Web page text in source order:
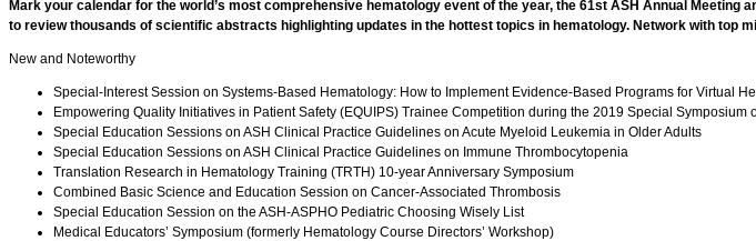
Mark your calendar for the world’s most comprehensive hematology event of the year, the 61st ASH Annual
to review thousands of scientific abstracts highlighting updates in the hottest topics in hematology. Network with
New and Noteworthy
Special-Interest Session on Systems-Based Hematology: How to Implement Evidence-Based Programs for Virtual
Empowering Quality Initiatives in Patient Safety (EQUIPS) Trainee Competition during the 2019 Special Symposium
Special Education Sessions on ASH Clinical Practice Guidelines on Acute Myeloid Leukemia in Older Adults
Special Education Sessions on ASH Clinical Practice Guidelines on Immune Thrombocytopenia
Translation Research in Hematology Training (TRTH) 10-year Anniversary Symposium
Combined Basic Science and Education Session on Cancer-Associated Thrombosis
Special Education Session on the ASH-ASPHO Pediatric Choosing Wisely List
Medical Educators’ Symposium (formerly Hematology Course Directors’ Workshop)